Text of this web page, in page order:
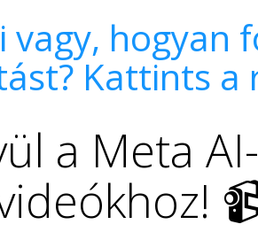
vagy, hogyan
Kattints a
a Meta